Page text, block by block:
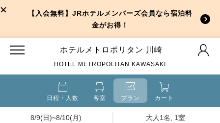
【入会無料】JRホテルメンバーズ会員なら宿泊料
金がお得！
ホテルメトロポリタン 川崎
HOTEL METROPOLITAN KAWASAKI
日程・人数 客室 プラン カート
8/9(日)~8/10(月) 大人1名, 1室